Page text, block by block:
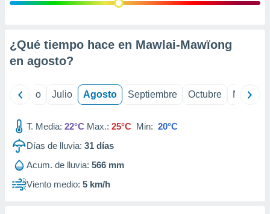
e
mediante
de
1199
¿Qué tiempo hace en Mawlai-Mawïong
en agosto?
Junio Julio Agosto Septiembre Octubre
T. Media: 22°C Max.: 25°C Min: 20°C
Días de lluvia: 31 días
Acum. de lluvia: 566 mm
Viento medio: 5 km/h